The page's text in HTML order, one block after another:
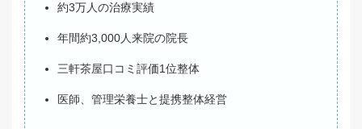
約3万人の治療実績
年間約3,000人来院の院長
三軒茶屋口コミ評価1位整体
医師、管理栄養士と提携整体経営